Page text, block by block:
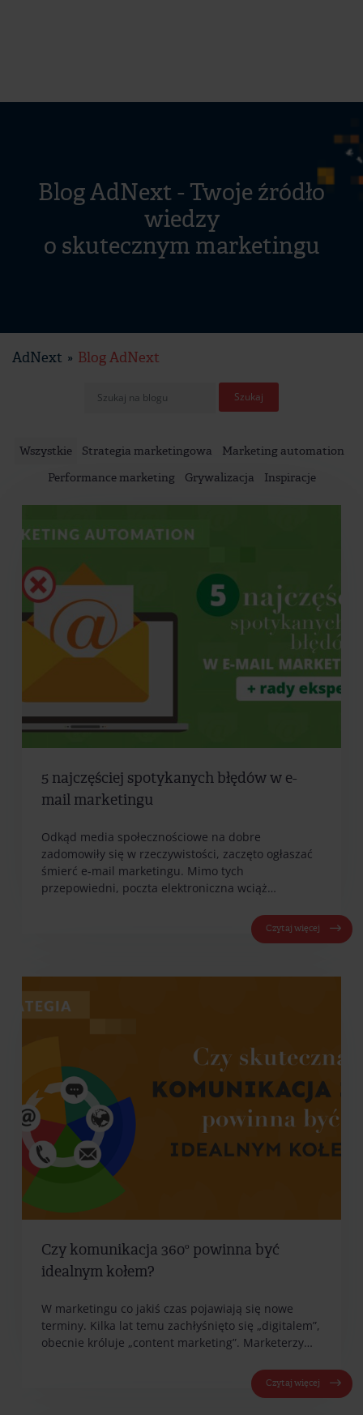
Blog AdNext - Twoje źródło
wiedzy
o skutecznym marketingu
AdNext Blog AdNext
Wszystkie Strategia marketingowa
Marketing automation
Performance marketing
Grywalizacja Inspiracje
5 najczęściej spotykanych błędów w e-
mail marketingu
Odkąd media społecznościowe na dobre
zadomowiły się w rzeczywistości, zaczęto ogłaszać
śmierć e-mail marketingu. Mimo tych
przepowiedni, poczta elektroniczna wciąż…
Czytaj więcej
Czy komunikacja 360º powinna być
idealnym kołem?
W marketingu co jakiś czas pojawiają się nowe
terminy. Kilka lat temu zachłyśnięto się „digitalem”,
obecnie króluje „content marketing”. Marketerzy…
Czytaj więcej